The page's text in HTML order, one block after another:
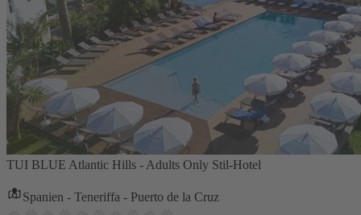
TUI BLUE Atlantic Hills - Adults Only Stil-Hotel
Spanien - Teneriffa - Puerto de la Cruz